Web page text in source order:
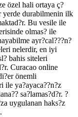
özel hali ortaya ç?
yerde durabilmenin ilk
Bu vesile ile
olmas? ile
ayr?cal???n?
nelerdir, en iyi
bahis siteleri
Curacao online
önemli
ile ya?ayaca??n?z
sa?lamas?d?r. ?
uygulanan haks?z